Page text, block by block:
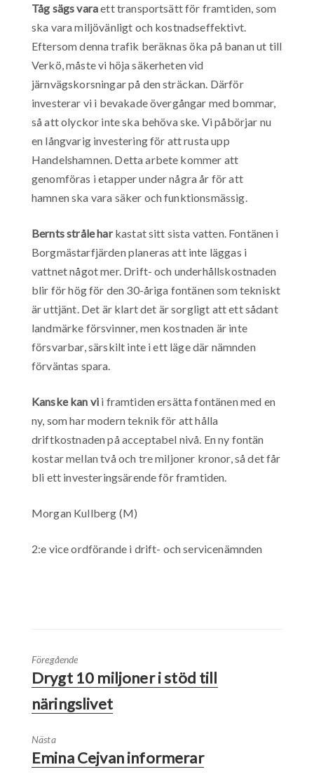
Tåg sägs varaett transportsätt för framtiden, som
ska vara miljövänligt och kostnadseffektivt.
Eftersom denna trafik beräknas öka på banan ut till
Verkö, måste vi höja säkerheten vid
järnvägskorsningar på den sträckan. Därför
investerar vi i bevakade övergångar med bommar,
så att olyckor inte ska behöva ske. Vi påbörjar nu
en långvarig investering för att rusta upp
Handelshamnen. Detta arbete kommer att
genomföras i etapper under några år för att
hamnen ska vara säker och funktionsmässig.
Bernts stråle harkastat sitt sista vatten. Fontänen i
Borgmästarfjärden planeras att inte läggas i
vattnet något mer. Drift- och underhållskostnaden
blir för hög för den 30-åriga fontänen som tekniskt
är uttjänt. Det är klart det är sorgligt att ett sådant
landmärke försvinner, men kostnaden är inte
försvarbar, särskilt inte i ett läge där nämnden
förväntas spara.
Kanske kan vi i framtiden ersätta fontänen med en
ny, som har modern teknik för att hålla
driftkostnaden på acceptabel nivå. En ny fontän
kostar mellan två och tre miljoner kronor, så det får
bli ett investeringsärende för framtiden.
Morgan Kullberg (M)
2:e vice ordförande i drift- och servicenämnden
Föregående
Drygt 10 miljoner i stöd till
näringslivet
Nästa
Emina Cejvan informerar